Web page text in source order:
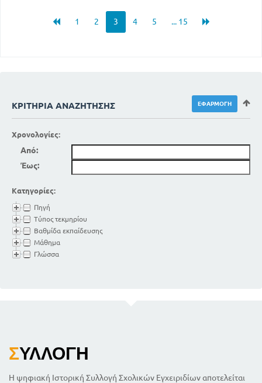
1 2 3 4 5 ... 15
ΚΡΙΤΉΡΙΑ ΑΝΑΖΉΤΗΣΗΣ
Χρονολογίες:
Από:
Έως:
Κατηγορίες:
Πηγή
Τύπος τεκμηρίου
Βαθμίδα εκπαίδευσης
Μάθημα
Γλώσσα
ΣΥΛΛΟΓΉ
Η ψηφιακή Ιστορική Συλλογή Σχολικών Εγχειριδίων αποτελείται